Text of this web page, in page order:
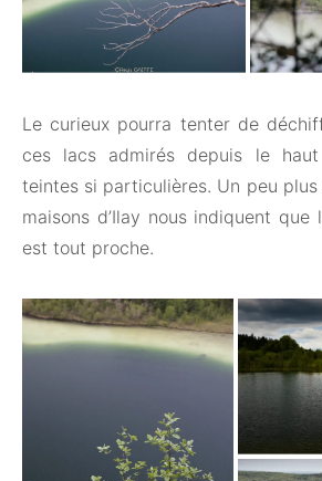
Le curieux pourra tenter de
ces lacs admirés depuis le
teintes si particulières. Un peu
maisons d’Ilay nous indiquent
est tout proche.